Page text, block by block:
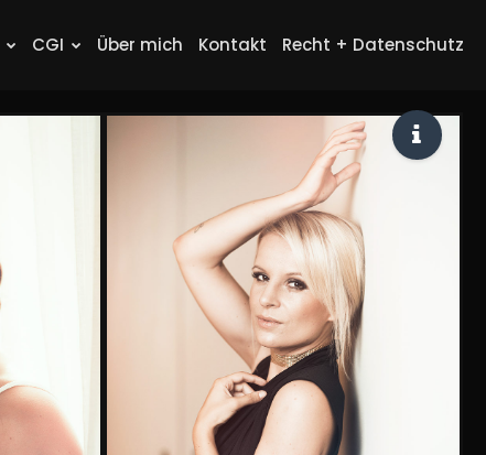
CGI Über mich Kontakt Recht + Datenschutz